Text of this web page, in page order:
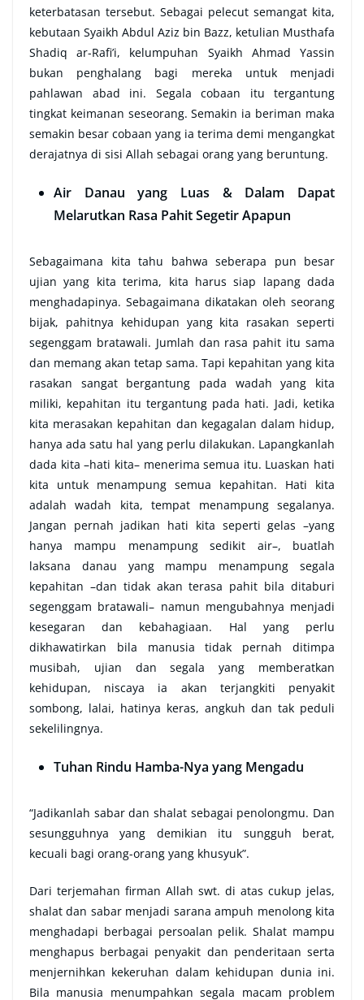
keterbatasan tersebut. Sebagai pelecut semangat kita,
kebutaan Syaikh Abdul Aziz bin Bazz, ketulian Musthafa
Shadiq ar-Rafi’i, kelumpuhan Syaikh Ahmad Yassin
bukan penghalang bagi mereka untuk menjadi
pahlawan abad ini. Segala cobaan itu tergantung
tingkat keimanan seseorang. Semakin ia beriman maka
semakin besar cobaan yang ia terima demi mengangkat
derajatnya di sisi Allah sebagai orang yang beruntung.
Air Danau yang Luas & Dalam Dapat
Melarutkan Rasa Pahit Segetir Apapun
Sebagaimana kita tahu bahwa seberapa pun besar
ujian yang kita terima, kita harus siap lapang dada
menghadapinya. Sebagaimana dikatakan oleh seorang
bijak, pahitnya kehidupan yang kita rasakan seperti
segenggam bratawali. Jumlah dan rasa pahit itu sama
dan memang akan tetap sama. Tapi kepahitan yang kita
rasakan sangat bergantung pada wadah yang kita
miliki, kepahitan itu tergantung pada hati. Jadi, ketika
kita merasakan kepahitan dan kegagalan dalam hidup,
hanya ada satu hal yang perlu dilakukan. Lapangkanlah
dada kita –hati kita– menerima semua itu. Luaskan hati
kita untuk menampung semua kepahitan. Hati kita
adalah wadah kita, tempat menampung segalanya.
Jangan pernah jadikan hati kita seperti gelas –yang
hanya mampu menampung sedikit air–, buatlah
laksana danau yang mampu menampung segala
kepahitan –dan tidak akan terasa pahit bila ditaburi
segenggam bratawali– namun mengubahnya menjadi
kesegaran dan kebahagiaan. Hal yang perlu
dikhawatirkan bila manusia tidak pernah ditimpa
musibah, ujian dan segala yang memberatkan
kehidupan, niscaya ia akan terjangkiti penyakit
sombong, lalai, hatinya keras, angkuh dan tak peduli
sekelilingnya.
Tuhan Rindu Hamba-Nya yang Mengadu
“Jadikanlah sabar dan shalat sebagai penolongmu. Dan
sesungguhnya yang demikian itu sungguh berat,
kecuali bagi orang-orang yang khusyuk”.
Dari terjemahan firman Allah swt. di atas cukup jelas,
shalat dan sabar menjadi sarana ampuh menolong kita
menghadapi berbagai persoalan pelik. Shalat mampu
menghapus berbagai penyakit dan penderitaan serta
menjernihkan kekeruhan dalam kehidupan dunia ini.
Bila manusia menumpahkan segala macam problem